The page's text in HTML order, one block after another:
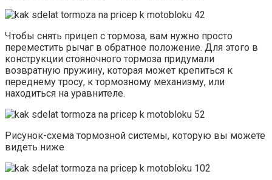
Чтобы снять прицеп с тормоза, вам нужно просто
переместить рычаг в обратное положение. Для этого в
конструкции стояночного тормоза придумали
возвратную пружину, которая может крепиться к
переднему тросу, к тормозному механизму, или
находиться на уравнителе.
Рисунок-схема тормозной системы, которую вы можете
видеть ниже